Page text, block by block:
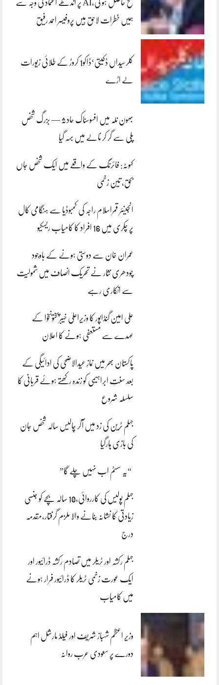
فتح حاصل ہو گی،AI پر اندھے اعتماد کی وجہ سے
ہمیں خطرات لاحق ہیں پروفیسر احمد رفیق
کلرسیداں ڈکیتی‘ڈاکو1 کروڑ کے طلائی زیورات
لے اڑے
بھون نلہ میں افسوسناک حادثہ — بزرگ شخص
پلی سے گر کر نالے میں بہہ گیا
کہوٹہ: فائرنگ کے واقعے میں ایک شخص جاں
بحق، تین زخمی
انجینئر قمراسلام راجہ کی کمبوڈیا سے ہنگامی کال
پر چکری میں 16 افراد کا کامیاب ریسکیو
عمران خان سے دوستی ہونے کے باوجود
چودھری نثار نے تحریک انصاف میں شمولیت
سے انکاری رہے
علی امین گنڈاپور کا وزیراعلیٰ خیبرپختونخوا کے
عہدے سے مستعفی ہونے کا اعلان
پاکستان بھر میں نمازِ عیدالاضحی کی ادائیگی کے
بعد سنتِ ابراہیمی کو زندہ رکھتے ہوئے قربانی کا
سلسلہ شروع
جہلم ٹرین کی زد میں آکر چالیس سالہ شخص جان
کی بازی ہارگیا
“یہ سسٹم اب نہیں چلے گا”
جہلم پولیس کی کارروائی،10 سالہ بچے کو جنسی
زیادتی کا نشانہ بنانے والا ملزم گرفتار،مقدمہ
درج
جہلم رکشہ اور ٹریلر میں تصادم رکشہ ڈرائیور اور
ایک عورت زخمی ٹریلر کا ڈرائیور فرار ہونے
میں کامیاب
وزیر اعظم شہباز شریف اور فیلڈ مارشل اہم
دورے پر سعودی عرب روانہ